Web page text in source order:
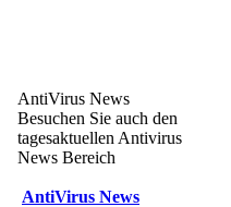
AntiVirus News
Besuchen Sie auch den
tagesaktuellen Antivirus
News Bereich
AntiVirus News